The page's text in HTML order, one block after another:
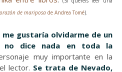
de mariposa de Andrea Tomé).
me gustaría olvidarme de un
no dice nada en toda la
muy importante en la
lector. Se trata de Nevado,